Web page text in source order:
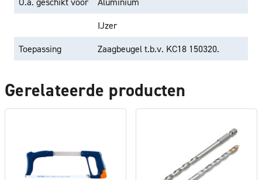
IJzer
Toepassing
Zaagbeugel t.b.v. KC18 150320.
Gerelateerde producten